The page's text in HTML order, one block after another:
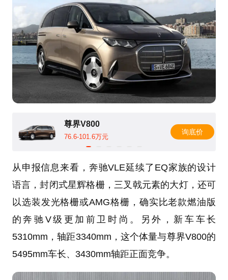
尊界V800
76.6-101.6万元
询底价
从申报信息来看，奔驰VLE延续了EQ家族的设计
语言，封闭式星辉格栅，三叉戟元素的大灯，还可
以选装发光格栅或AMG格栅，确实比老款燃油版
的奔驰V级更加前卫时尚。另外，新车车长
5310mm，轴距3340mm，这个体量与尊界V800的
5495mm车长、3430mm轴距正面竞争。